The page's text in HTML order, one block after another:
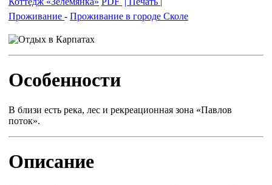
Проживание - Проживание в городе Сколе
Особенности
В близи есть река, лес и рекреационная зона «Павлов
поток».
Описание